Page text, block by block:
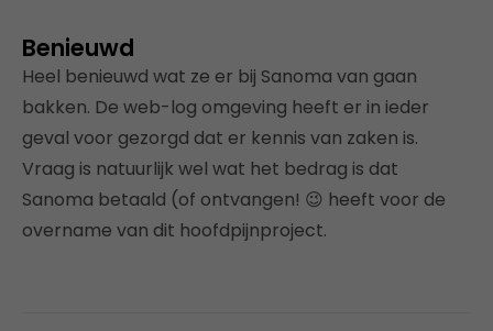
Benieuwd
Heel benieuwd wat ze er bij Sanoma van gaan
bakken. De web-log omgeving heeft er in ieder
geval voor gezorgd dat er kennis van zaken is.
Vraag is natuurlijk wel wat het bedrag is dat
Sanoma betaald (of ontvangen! 😉 heeft voor de
overname van dit hoofdpijnproject.